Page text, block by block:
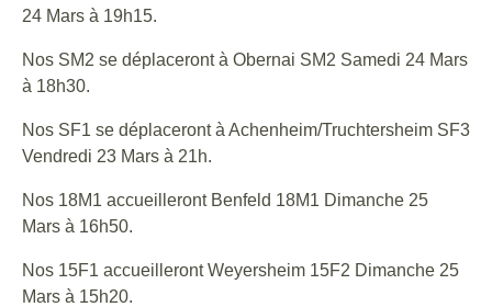
24 Mars à 19h15.
Nos SM2 se déplaceront à Obernai SM2 Samedi 24 Mars
à 18h30.
Nos SF1 se déplaceront à Achenheim/Truchtersheim SF3
Vendredi 23 Mars à 21h.
Nos 18M1 accueilleront Benfeld 18M1 Dimanche 25
Mars à 16h50.
Nos 15F1 accueilleront Weyersheim 15F2 Dimanche 25
Mars à 15h20.